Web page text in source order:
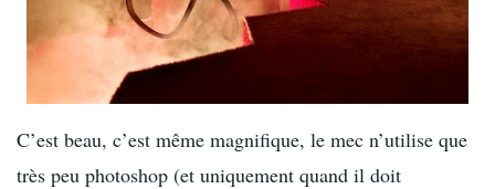
C’est beau, c’est même magnifique, le mec n’utilise que
très peu photoshop (et uniquement quand il doit